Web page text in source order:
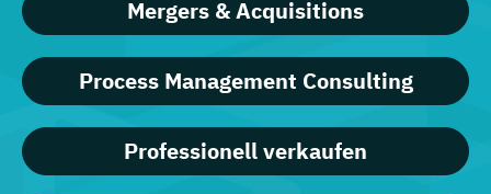
Mergers & Acquisitions
Process Management Consulting
Professionell verkaufen